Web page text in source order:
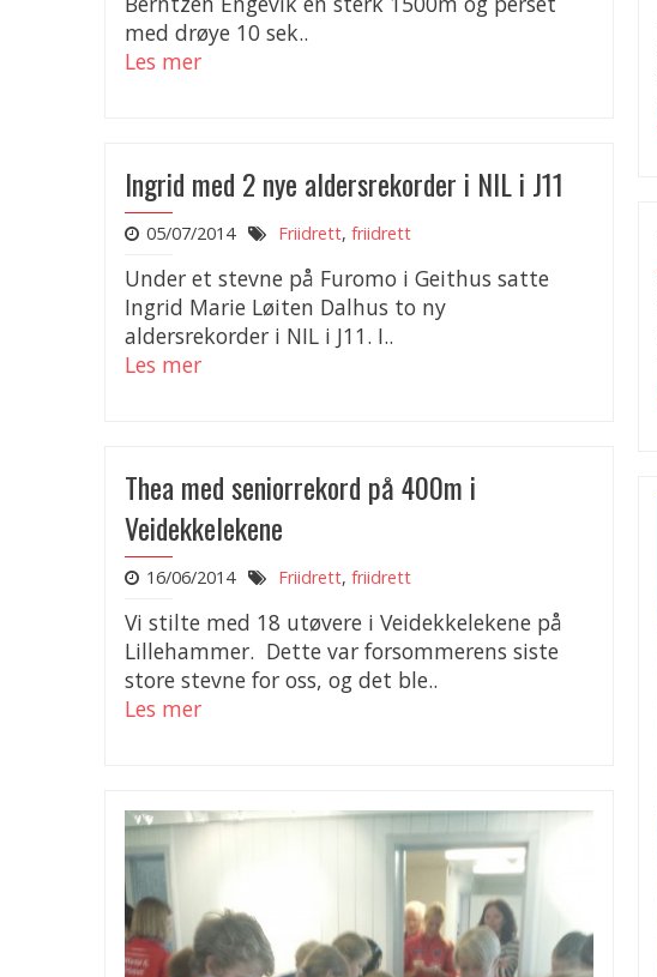
med drøye 10 sek..
Les mer
Ingrid med 2 nye aldersrekorder i NIL i J11
05/07/2014 Friidrett, friidrett
Under et stevne på Furomo i Geithus satte
Ingrid Marie Løiten Dalhus to ny
aldersrekorder i NIL i J11. I..
Les mer
Thea med seniorrekord på 400m i
Veidekkelekene
16/06/2014 Friidrett, friidrett
Vi stilte med 18 utøvere i Veidekkelekene på
Lillehammer. Dette var forsommerens siste
store stevne for oss, og det ble..
Les mer